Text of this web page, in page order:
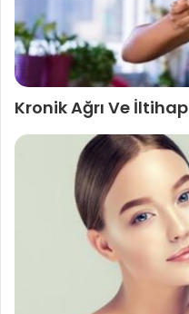
Kronik Ağrı Ve